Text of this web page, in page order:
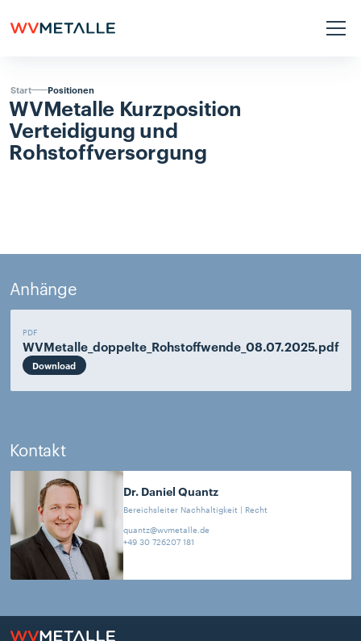
Start Positionen
WVMetalle Kurzposition
Verteidigung und
Rohstoffversorgung
Anhänge
PDF
WVMetalle_doppelte_Rohstoffwende_08.07.2025.pdf
Download
Kontakt
Dr. Daniel Quantz
Bereichsleiter Nachhaltigkeit | Recht
quantz@wvmetalle.de
+49 30 726207 181